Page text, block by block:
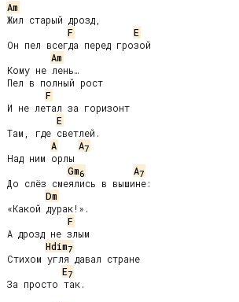
Am
Жил старый дрозд,
F
E
Он пел всегда перед грозой
Am
Кому не лень…
Пел в полный рост
F
И не летал за горизонт
E
Там, где светлей.
A
A7
Над ним орлы
Gm6 A7
До слёз смеялись в вышине:
Dm
«Какой дурак!».
F
А дрозд не злым
Hdim7
Стихом угля давал стране
E7
За просто так.